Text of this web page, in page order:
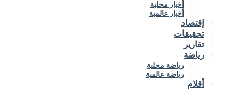
أخبار محلية
أخبار عالمية
إقتصاد
تحقيقات
تقارير
رياضة
رياضة محلية
رياضة عالمية
أقلام